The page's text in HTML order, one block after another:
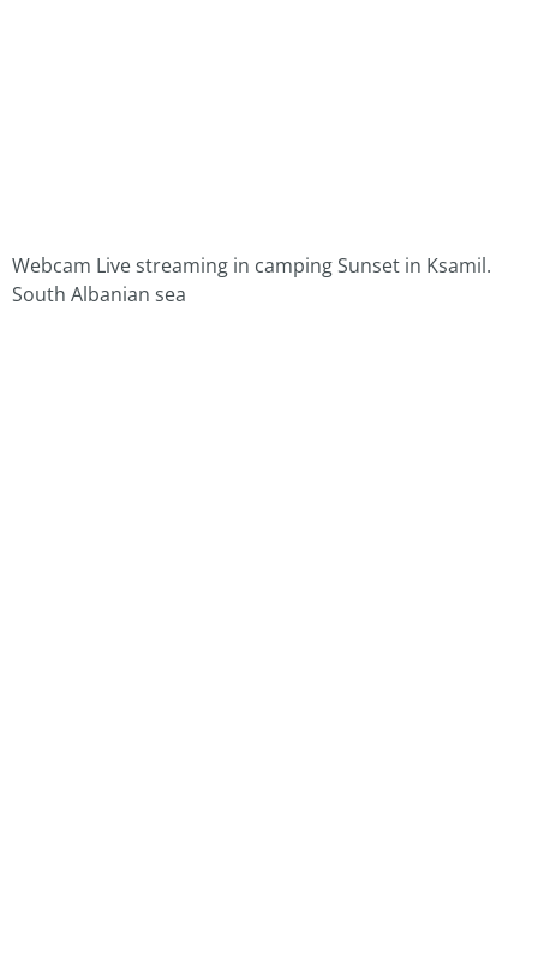
Webcam Live streaming in camping Sunset in Ksamil.
South Albanian sea